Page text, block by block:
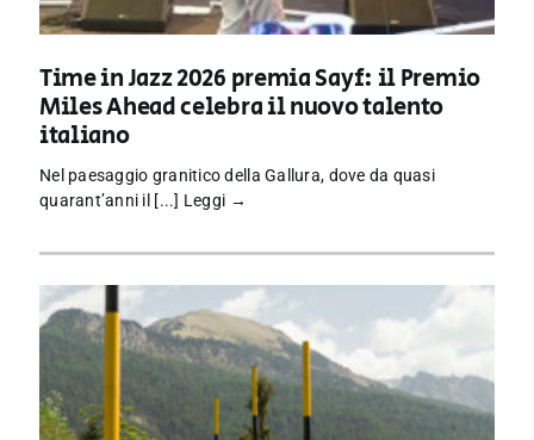
Time in Jazz 2026 premia Sayf: il Premio
Miles Ahead celebra il nuovo talento
italiano
Nel paesaggio granitico della Gallura, dove da quasi
quarant’anni il [...] Leggi →